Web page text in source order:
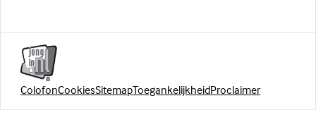
ColofonCookiesSitemapToegankelijkheidProclaimer